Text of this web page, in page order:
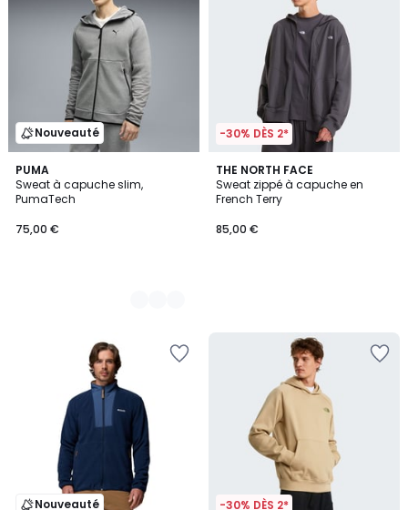
Nouveauté
PUMA
Sweat à capuche slim,
PumaTech
75,00 €
2
Couleurs
-30% DÈS 2*
THE NORTH FACE
Sweat zippé à capuche en
French Terry
85,00 €
Nouveauté -30% DÈS 2*